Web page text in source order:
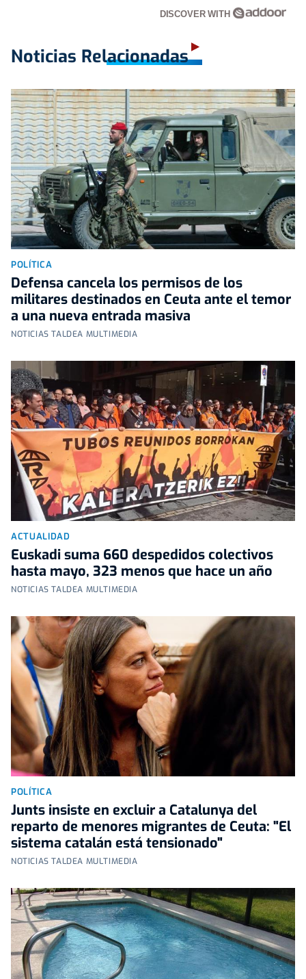
DISCOVER WITH
Noticias Relacionadas
POLÍTICA
Defensa cancela los permisos de los
militares destinados en Ceuta ante el temor
a una nueva entrada masiva
NOTICIAS TALDEA MULTIMEDIA
ACTUALIDAD
Euskadi suma 660 despedidos colectivos
hasta mayo, 323 menos que hace un año
NOTICIAS TALDEA MULTIMEDIA
POLÍTICA
Junts insiste en excluir a Catalunya del
reparto de menores migrantes de Ceuta: "El
sistema catalán está tensionado"
NOTICIAS TALDEA MULTIMEDIA